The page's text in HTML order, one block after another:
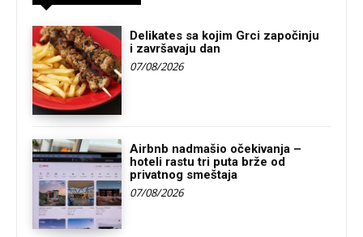
Delikates sa kojim Grci započinju
i završavaju dan
07/08/2026
Airbnb nadmašio očekivanja –
hoteli rastu tri puta brže od
privatnog smeštaja
07/08/2026